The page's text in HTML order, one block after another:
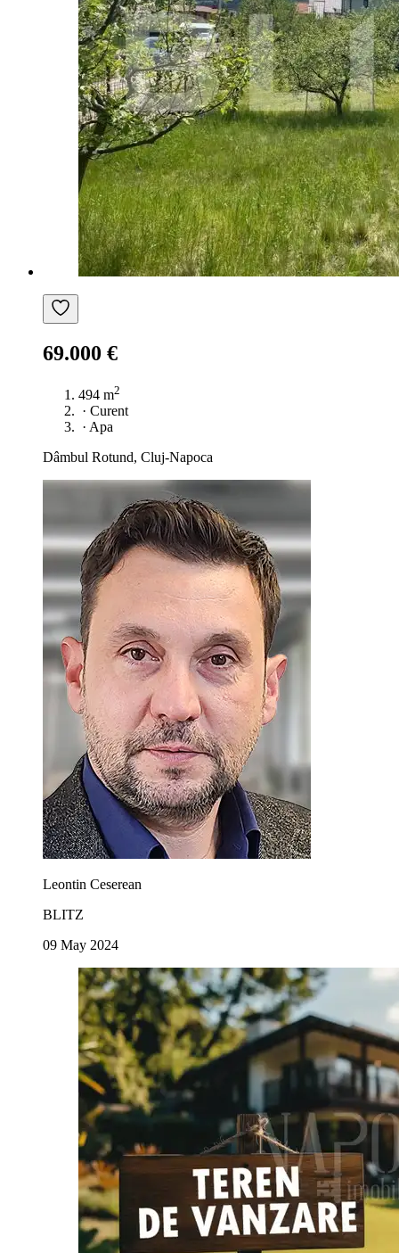
69.000 €
494 m2
· Curent
· Apa
Dâmbul Rotund, Cluj-Napoca
Leontin Ceserean
BLITZ
09 May 2024